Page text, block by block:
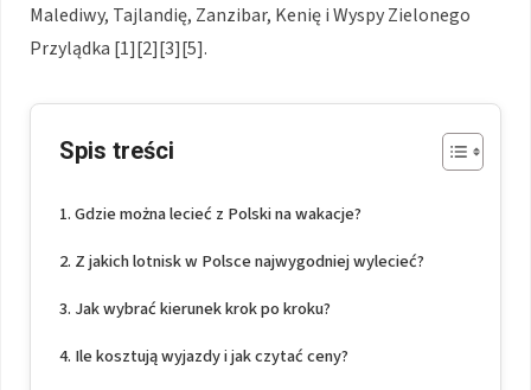
Malediwy, Tajlandię, Zanzibar, Kenię i Wyspy Zielonego
Przylądka [1][2][3][5].
Spis treści
Gdzie można lecieć z Polski na wakacje?
Z jakich lotnisk w Polsce najwygodniej wylecieć?
Jak wybrać kierunek krok po kroku?
Ile kosztują wyjazdy i jak czytać ceny?